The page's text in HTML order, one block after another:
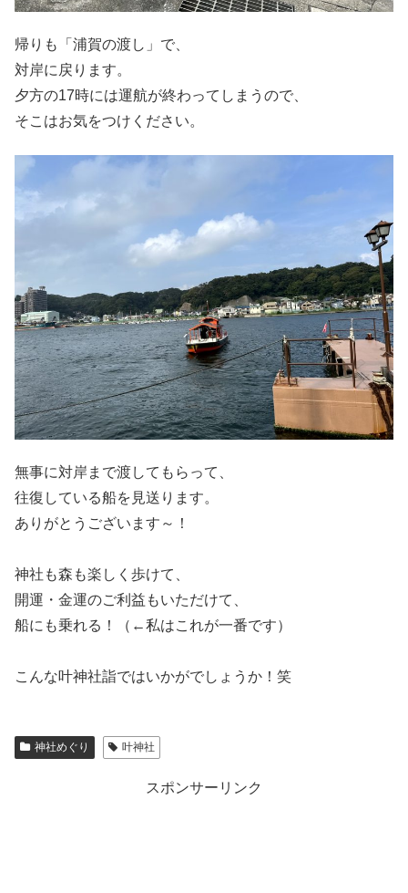
帰りも「浦賀の渡し」で、
対岸に戻ります。
夕方の17時には運航が終わってしまうので、
そこはお気をつけください。
無事に対岸まで渡してもらって、
往復している船を見送ります。
ありがとうございます～！
神社も森も楽しく歩けて、
開運・金運のご利益もいただけて、
船にも乗れる！（←私はこれが一番です）
こんな叶神社詣ではいかがでしょうか！笑
神社めぐり 叶神社
スポンサーリンク